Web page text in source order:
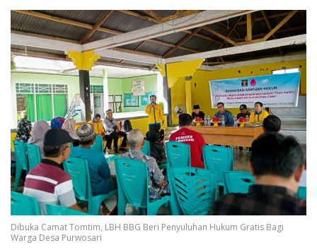
Dibuka Camat Tomtim, LBH BBG Beri Penyuluhan Hukum Gratis Bagi
Warga Desa Purwosari